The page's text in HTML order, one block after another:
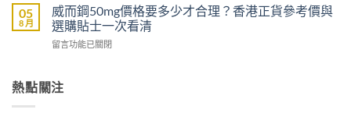
方，
香
港
真
實
Sidegra、
VI[DK]
保
鑽〉
裡
買
先
安
港
威
壯
效
果
香
05
8 月
威而鋼50mg價格要多少才合理？香港正貨參考價與
選購貼士一次看清
在
鋼
50mg
留言功能已關閉
熱點關注